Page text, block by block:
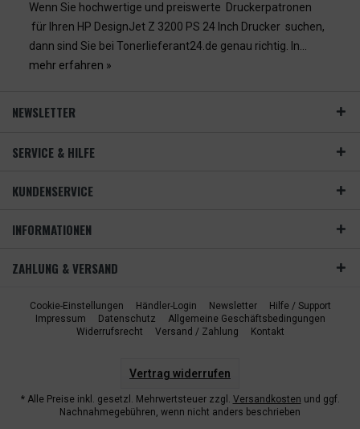
Wenn Sie hochwertige und preiswerte Druckerpatronen
für Ihren HP DesignJet Z 3200 PS 24 Inch Drucker suchen,
dann sind Sie bei Tonerlieferant24.de genau richtig. In...
mehr erfahren »
NEWSLETTER
SERVICE & HILFE
KUNDENSERVICE
INFORMATIONEN
ZAHLUNG & VERSAND
Cookie-Einstellungen Händler-Login Newsletter
Hilfe / Support
Impressum
Datenschutz
Allgemeine Geschäftsbedingungen
Widerrufsrecht
Versand / Zahlung Kontakt
Vertrag widerrufen
* Alle Preise inkl. gesetzl. Mehrwertsteuer zzgl. Versandkosten und ggf.
Nachnahmegebühren, wenn nicht anders beschrieben